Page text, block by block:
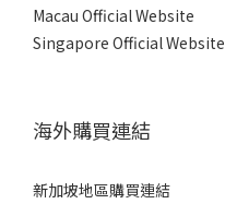
Macau Official Website
Singapore Official Website
海外購買連結
新加坡地區購買連結